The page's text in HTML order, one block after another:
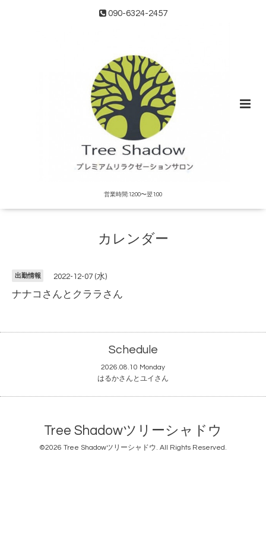
090-6324-2457
営業時間:12:00〜翌1:00
カレンダー
出勤情報 2022-12-07 (水)
ナナコさんとクララさん
Schedule
2026.08.10 Monday
はるかさんとユイさん
Tree Shadowツリーシャドウ
©2026 Tree Shadowツリーシャドウ. All Rights Reserved.